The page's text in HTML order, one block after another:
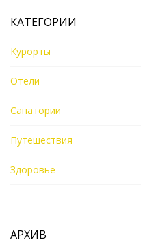
КАТЕГОРИИ
Курорты
Отели
Санатории
Путешествия
Здоровье
АРХИВ